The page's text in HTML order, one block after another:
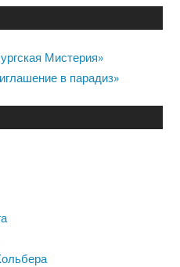
Мистерия»
в парадиз»